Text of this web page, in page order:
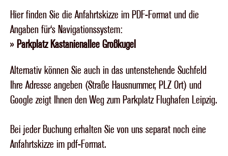
Hier finden Sie die Anfahrtskizze im PDF-Format und die
Angaben für's Navigationssystem:
»Parkplatz Kastanienallee Großkugel
Alternativ können Sie auch in das untenstehende Suchfeld
Ihre Adresse angeben (Straße Hausnummer, PLZ Ort) und
Google zeigt Ihnen den Weg zum Parkplatz Flughafen Leipzig.
Bei jeder Buchung erhalten Sie von uns separat noch eine
Anfahrtskizze im pdf-Format.